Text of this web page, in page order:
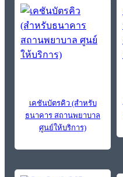
เคชันบัตรคิว (สำหรับ
ธนาคาร สถานพยาบาล
ศูนย์ให้บริการ)